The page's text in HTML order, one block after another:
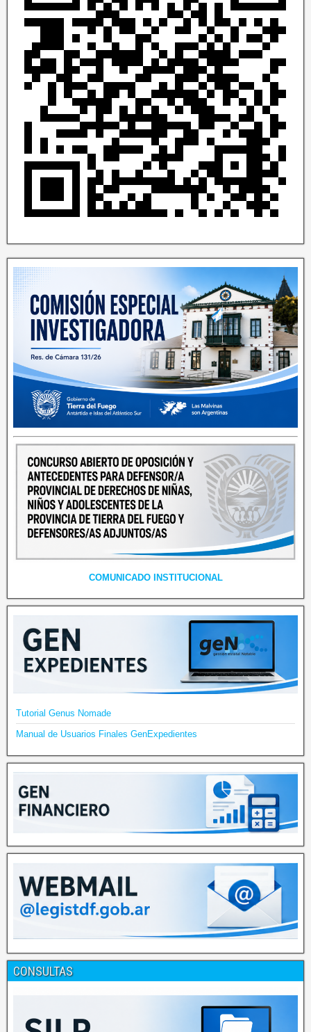
COMUNICADO INSTITUCIONAL
Tutorial Genus Nomade
Manual de Usuarios Finales GenExpedientes
CONSULTAS